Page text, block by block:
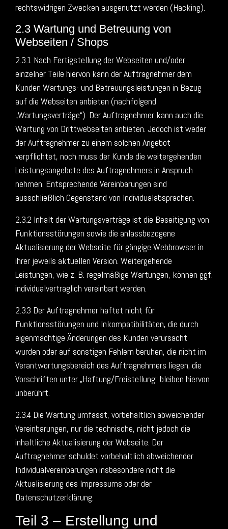
rechtswidrigen Zwecken ausgenutzt werden (Hacking).
2.3 Wartung und Betreuung von
Webseiten / Shops
2.3.1 Nach Fertigstellung der Webseiten und/oder
einzelner Teile hiervon kann der Auftragnehmer dem
Kunden Wartungs- und Betreuungsleistungen in Bezug
auf die Webseiten anbieten (nachfolgend
„Wartungsverträge“). Der Auftragnehmer kann auch die
Wartung von Drittwebseiten anbieten. Jedoch ist weder
der Auftragnehmer zu einem solchen Angebot
verpflichtet, noch muss der Kunde die weitergehenden
Leistungsangebote des Auftragnehmers in Anspruch
nehmen. Entsprechende Vereinbarungen sind
ausschließlich Gegenstand von Individualabsprachen.
2.3.2 Inhalt der Wartungsverträge ist die Beseitigung von
Funktionsstörungen sowie die anlassbezogene
Aktualisierung der Webseite für gängige Webbrowser in
ihrer jeweils aktuellen Version. Weitergehende
Leistungen, wie z. B. regelmäßige Wartungen, können ggf.
individualvertraglich vereinbart werden.
2.3.3 Der Auftragnehmer haftet nicht für
Funktionsstörungen und Inkompatibilitäten, die durch
eigenmächtige Änderungen des Kunden verursacht
wurden oder auf sonstigen Fehlern beruhen, die nicht im
Verantwortungsbereich des Auftragnehmers liegen; die
Vorschriften unter „Haftung/Freistellung“ bleiben hiervon
unberührt.
2.3.4 Die Wartung umfasst, vorbehaltlich abweichender
Vereinbarungen, nur die technische, nicht jedoch die
inhaltliche Aktualisierung der Webseite. Der
Auftragnehmer schuldet vorbehaltlich abweichender
Individualvereinbarungen insbesondere nicht die
Aktualisierung des Impressums oder der
Datenschutzerklärung.
Teil 3 – Erstellung und